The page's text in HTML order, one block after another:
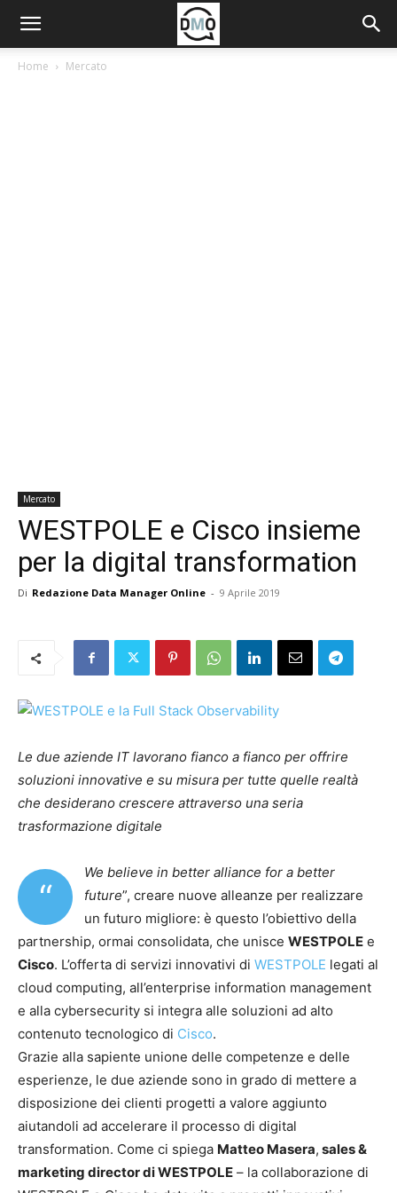
Home Mercato
Mercato
WESTPOLE e Cisco insieme
per la digital transformation
Di Redazione Data Manager Online - 9 Aprile 2019
Le due aziende IT lavorano fianco a fianco per offrire
soluzioni innovative e su misura per tutte quelle realtà
che desiderano crescere attraverso una seria
trasformazione digitale
“
We believe in better alliance for a better
future”, creare nuove alleanze per realizzare
un futuro migliore: è questo l’obiettivo della
partnership, ormai consolidata, che unisce WESTPOLE e
Cisco. L’offerta di servizi innovativi di WESTPOLE legati al
cloud computing, all’enterprise information management
e alla cybersecurity si integra alle soluzioni ad alto
contenuto tecnologico di Cisco.
Grazie alla sapiente unione delle competenze e delle
esperienze, le due aziende sono in grado di mettere a
disposizione dei clienti progetti a valore aggiunto
aiutandoli ad accelerare il processo di digital
transformation. Come ci spiega Matteo Masera, sales &
marketing director di WESTPOLE – la collaborazione di